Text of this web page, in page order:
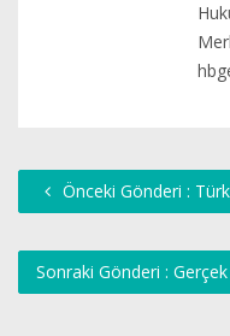
Önceki Gönderi :
Sonraki Gönderi :